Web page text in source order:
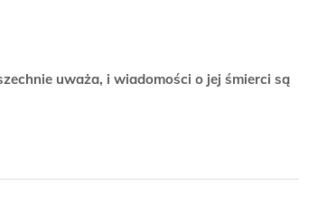
uważa, i wiadomości o jej śmierci są